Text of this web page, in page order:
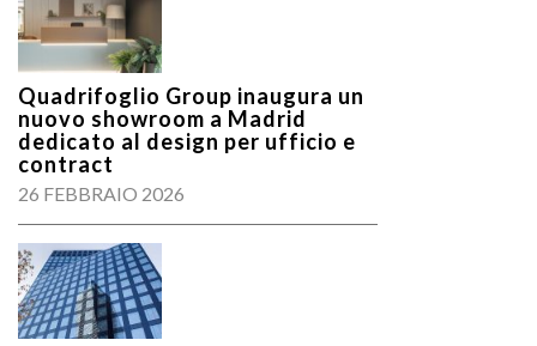
Quadrifoglio Group inaugura un
nuovo showroom a Madrid
dedicato al design per ufficio e
contract
26 FEBBRAIO 2026